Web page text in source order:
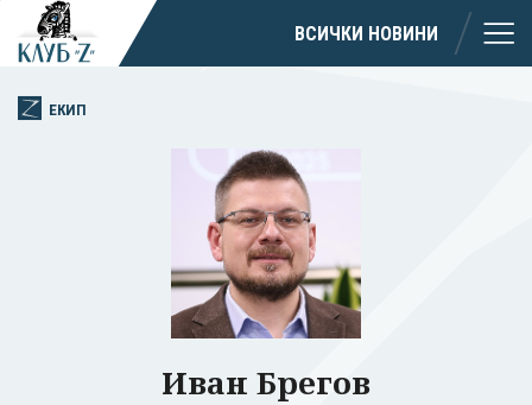
ВСИЧКИ НОВИНИ
ЕКИП
Иван Брегов